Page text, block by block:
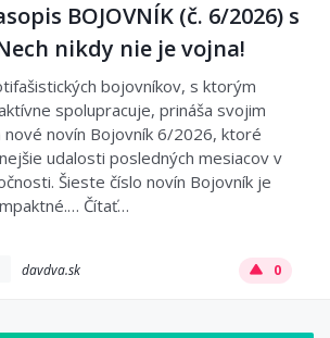
BOJOVNÍK (č. 6/2026) s
nikdy nie je vojna!
bojovníkov, s ktorým
spolupracuje, prináša svojim
novín Bojovník 6/2026, ktoré
udalosti posledných mesiacov v
Šieste číslo novín Bojovník je
Čítať…
davdva.sk 0